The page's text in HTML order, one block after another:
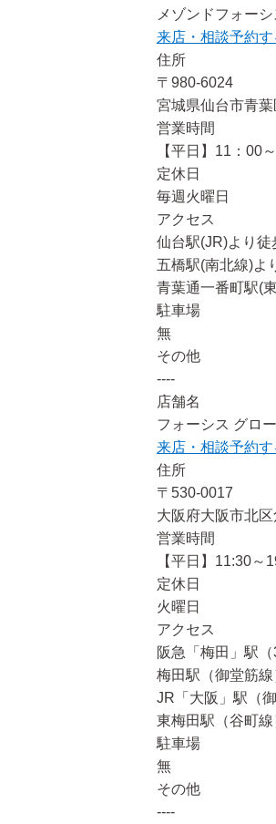
メゾンドフォー
来店・相談予約す
住所
〒980-6024
宮城県仙台市青
営業時間
【平日】11：00
定休日
毎週火曜日
アクセス
仙台駅(JR)より徒
五橋駅(南北線)よ
青葉通一番町駅(
駐車場
無
その他
----
店舗名
フォーシス グロ
来店・相談予約す
住所
〒530-0017
大阪府大阪市北
営業時間
【平日】11:30
定休日
火曜日
アクセス
阪急「梅田」駅
梅田駅（御堂筋
JR「大阪」駅（
東梅田駅（谷町
駐車場
無
その他
----